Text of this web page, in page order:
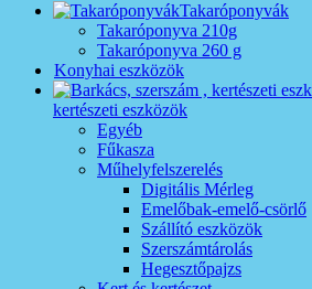
Takaróponyvák
Takaróponyva 210g
Takaróponyva 260 g
Konyhai eszközök
kertészeti eszközök
Egyéb
Fűkasza
Műhelyfelszerelés
Digitális Mérleg
Emelőbak-emelő-csörlő
Szállító eszközök
Szerszámtárolás
Hegesztőpajzs